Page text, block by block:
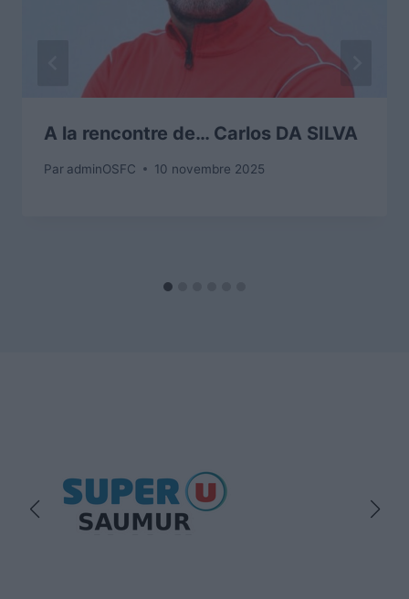
A la rencontre de… Carlos DA SILVA
Par adminOSFC 10 novembre 2025